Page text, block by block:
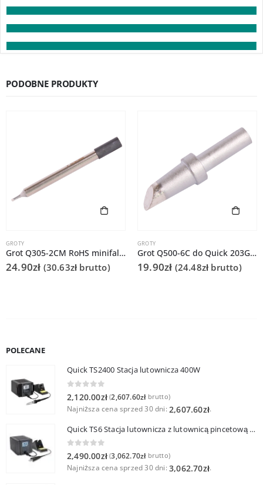
PODOBNE PRODUKTY
GROTY
Grot Q305-2CM RoHS minifala do Quick 303D
24.90zł (30.63zł brutto)
GROTY
Grot Q500-6C do Quick 203G/TS2300
19.90zł (24.48zł brutto)
POLECANE
Quick TS2400 Stacja lutownicza 400W
2,120.00zł (2,607.60złbrutto)
Najniższa cena sprzed 30 dni: 2,607.60zł.
Quick TS6 Stacja lutownicza z lutownicą pincetową 60W
0 out of 5
2,490.00zł (3,062.70złbrutto)
Najniższa cena sprzed 30 dni: 3,062.70zł.